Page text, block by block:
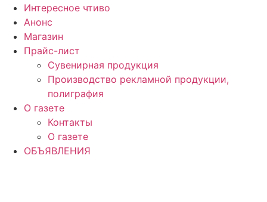
Интересное чтиво
Анонс
Магазин
Прайс-лист
Сувенирная продукция
Производство рекламной продукции,
полиграфия
О газете
Контакты
О газете
ОБЪЯВЛЕНИЯ